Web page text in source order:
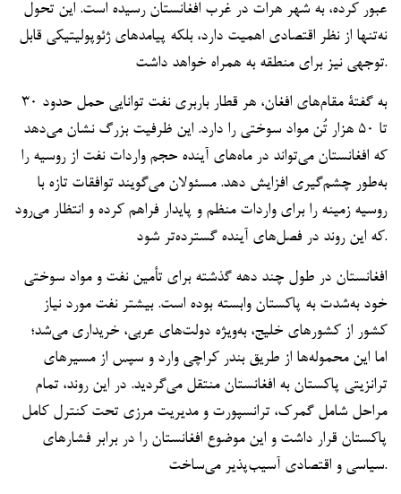
عبور کرده، به شهر هرات در غرب افغانستان رسیده است. این تحول
نه‌تنها از نظر اقتصادی اهمیت دارد، بلکه پیامدهای ژئوپولیتیکی قابل
توجهی نیز برای منطقه به همراه خواهد داشت.
به گفتۀ مقام‌های افغان، هر قطار باربری نفت توانایی حمل حدود ۳۰
تا ۵۰ هزار تُن مواد سوختی را دارد. این ظرفیت بزرگ نشان می‌دهد
که افغانستان می‌تواند در ماه‌های آینده حجم واردات نفت از روسیه را
به‌طور چشم‌گیری افزایش دهد. مسئولان می‌گویند توافقات تازه با
روسیه زمینه را برای واردات منظم و پایدار فراهم کرده و انتظار می‌رود
که این روند در فصل‌های آینده گسترده‌تر شود.
افغانستان در طول چند دهه گذشته برای تأمین نفت و مواد سوختی
خود به‌شدت به پاکستان وابسته بوده است. بیشتر نفت مورد نیاز
کشور از کشورهای خلیج، به‌ویژه دولت‌های عربی، خریداری می‌شد؛
اما این محموله‌ها از طریق بندر کراچی وارد و سپس از مسیرهای
ترانزیتی پاکستان به افغانستان منتقل می‌گردید. در این روند، تمام
مراحل شامل گمرک، ترانسپورت و مدیریت مرزی تحت کنترل کامل
پاکستان قرار داشت و این موضوع افغانستان را در برابر فشارهای
سیاسی و اقتصادی آسیب‌پذیر می‌ساخت.